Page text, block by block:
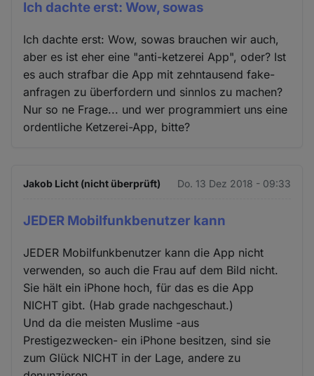
Ich dachte erst: Wow, sowas
Ich dachte erst: Wow, sowas brauchen wir auch,
aber es ist eher eine "anti-ketzerei App", oder? Ist
es auch strafbar die App mit zehntausend fake-
anfragen zu überfordern und sinnlos zu machen?
Nur so ne Frage... und wer programmiert uns eine
ordentliche Ketzerei-App, bitte?
Jakob Licht (nicht überprüft) Do. 13 Dez 2018 - 09:33
JEDER Mobilfunkbenutzer kann
JEDER Mobilfunkbenutzer kann die App nicht
verwenden, so auch die Frau auf dem Bild nicht.
Sie hält ein iPhone hoch, für das es die App
NICHT gibt. (Hab grade nachgeschaut.)
Und da die meisten Muslime -aus
Prestigezwecken- ein iPhone besitzen, sind sie
zum Glück NICHT in der Lage, andere zu